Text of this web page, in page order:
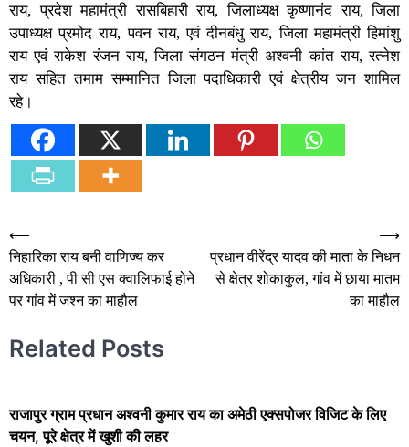
राय, प्रदेश महामंत्री रासबिहारी राय, जिलाध्यक्ष कृष्णानंद राय, जिला
उपाध्यक्ष प्रमोद राय, पवन राय, एवं दीनबंधु राय, जिला महामंत्री हिमांशु
राय एवं राकेश रंजन राय, जिला संगठन मंत्री अश्वनी कांत राय, रत्नेश
राय सहित तमाम सम्मानित जिला पदाधिकारी एवं क्षेत्रीय जन शामिल
रहे।
Post
navigation
⟵
निहारिका राय बनी वाणिज्य कर
अधिकारी , पी सी एस क्वालिफाई होने
पर गांव में जश्न का माहौल
प्रधान वीरेंद्र यादव की माता के निधन
से क्षेत्र शोकाकुल, गांव में छाया मातम
का माहौल
⟶
Related Posts
राजापुर ग्राम प्रधान अश्वनी कुमार राय का अमेठी एक्सपोजर विजिट के लिए
चयन, पूरे क्षेत्र में खुशी की लहर